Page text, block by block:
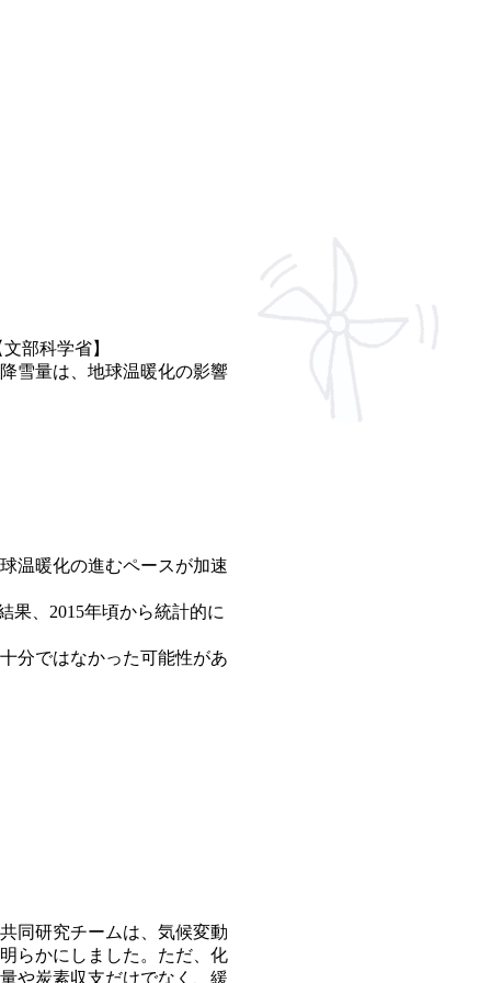
部科学省】
雪量は、地球温暖化の影響
温暖化の進むペースが加速
果、2015年頃から統計的に
分ではなかった可能性があ
同研究チームは、気候変動
らかにしました。ただ、化
や炭素収支だけでなく、緩